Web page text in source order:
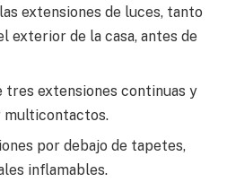
extensiones de luces, tanto
exterior de la casa, antes de
tres extensiones continuas y
multicontactos.
por debajo de tapetes,
inflamables.